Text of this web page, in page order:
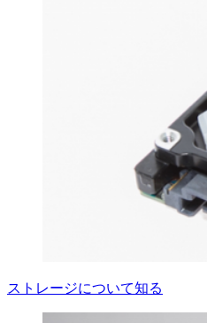
ストレージについて知る